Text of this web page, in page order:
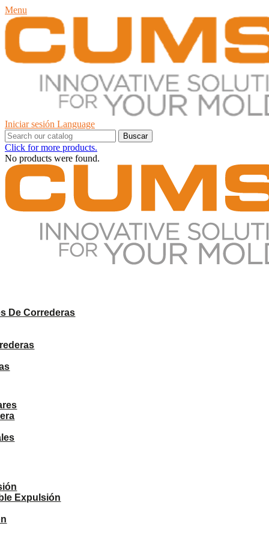
Menu
Iniciar sesión Language
Buscar
Click for more products.
No products were found.
De Correderas
Expulsión